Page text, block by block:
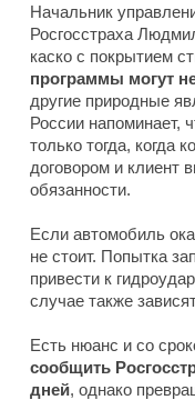
Начальник
Росгосстраха
каско с покрытием
программы могут
другие природные
России напоминает,
только тогда, когда
договором и клиент
обязанности.
Если автомобиль
не стоит. Попытка
привести к
случае также
Есть нюанс и со
сообщить
дней, однако